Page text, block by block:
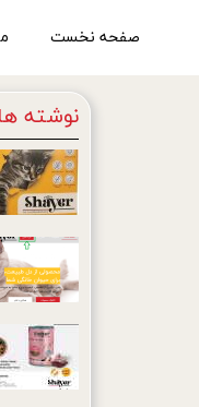
صفحه نخست
نوشته